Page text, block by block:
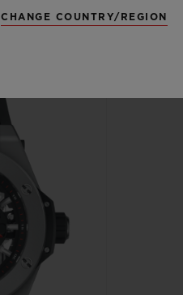
CHANGE COUNTRY/REGION